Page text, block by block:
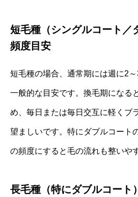
短毛種（シングルコート／
頻度目安
短毛種の場合、通常期には週に2
一般的な目安です。換毛期になる
め、毎日または毎日交互に軽くブ
望ましいです。特にダブルコート
の頻度にすると毛の流れも整いや
長毛種（特にダブルコート